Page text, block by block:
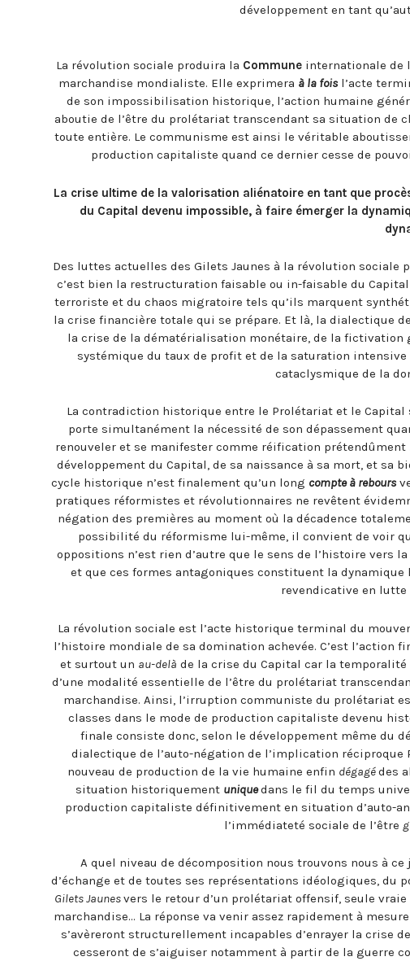
développement en tant
La révolution sociale produira la Communeinternationale de
marchandise mondialiste. Elle exprimera à la fois l’acte
de son impossibilisation historique, l’action humaine
aboutie de l’être du prolétariat transcendant sa situation de
toute entière. Le communisme est ainsi le véritable
production capitaliste quand ce dernier cesse de
La crise ultime de la valorisation aliénatoire en tant que
du Capital devenu impossible, à faire émerger la
Des luttes actuelles des Gilets Jaunes à la révolution
c’est bien la restructuration faisable ou in-faisable du
terroriste et du chaos migratoire tels qu’ils marquent
la crise financière totale qui se prépare. Et là, la dialectique
la crise de la dématérialisation monétaire, de la fictivation
systémique du taux de profit et de la saturation
cataclysmique de la
La contradiction historique entre le Prolétariat et le
porte simultanément la nécessité de son dépassement
renouveler et se manifester comme réification prétendûment
développement du Capital, de sa naissance à sa mort, et sa
cycle historique n’est finalement qu’un long compte à rebours
pratiques réformistes et révolutionnaires ne revêtent
négation des premières au moment où la décadence
possibilité du réformisme lui-même, il convient de voir
oppositions n’est rien d’autre que le sens de l’histoire
et que ces formes antagoniques constituent la
revendicative en
La révolution sociale est l’acte historique terminal du
l’histoire mondiale de sa domination achevée. C’est
et surtout un au-delà de la crise du Capital car la
d’une modalité essentielle de l’être du prolétariat
marchandise. Ainsi, l’irruption communiste du prolétariat
classes dans le mode de production capitaliste devenu
finale consiste donc, selon le développement même du
dialectique de l’auto-négation de l’implication
nouveau de production de la vie humaine enfin dégagédes
situation historiquement uniquedans le fil du temps
production capitaliste définitivement en situation d’auto-
l’immédiateté sociale de l’être
A quel niveau de décomposition nous trouvons nous à
d’échange et de toutes ses représentations idéologiques,
Gilets Jaunesvers le retour d’un prolétariat offensif, seule vraie
marchandise… La réponse va venir assez rapidement à
s’avèreront structurellement incapables d’enrayer la crise
cesseront de s’aiguiser notamment à partir de la guerre